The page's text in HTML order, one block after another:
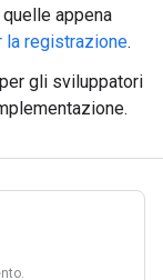
appena
la registrazione.
gli sviluppatori